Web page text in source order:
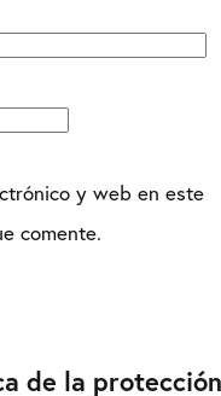
y web en este
comente.
de la protección